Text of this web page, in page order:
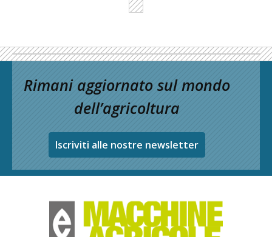
Rimani aggiornato sul mondo
dell’agricoltura
Iscriviti alle nostre newsletter